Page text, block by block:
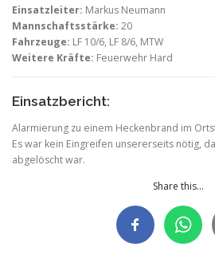
Einsatzleiter: Markus Neumann
Mannschaftsstärke: 20
Fahrzeuge: LF 10/6, LF 8/6, MTW
Weitere Kräfte: Feuerwehr Hard
Einsatzbericht:
Alarmierung zu einem Heckenbrand im
Es war kein Eingreifen unsererseits nötig,
abgelöscht war.
Share this...